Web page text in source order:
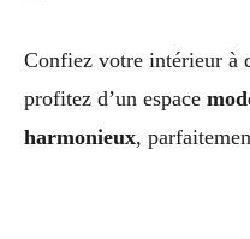
Confiez votre intérieur à
profitez d’un espace
harmonieux,